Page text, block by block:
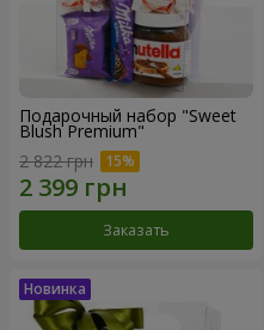
Подарочный набор "Sweet
Blush Premium"
2 822 грн
Заказать